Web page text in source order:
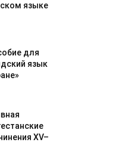
языке
для
язык
XV–